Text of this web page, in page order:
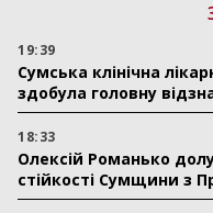
19:39
Сумська клінічна
здобула головну
18:33
Олексій Романько
стійкості Сумщини з